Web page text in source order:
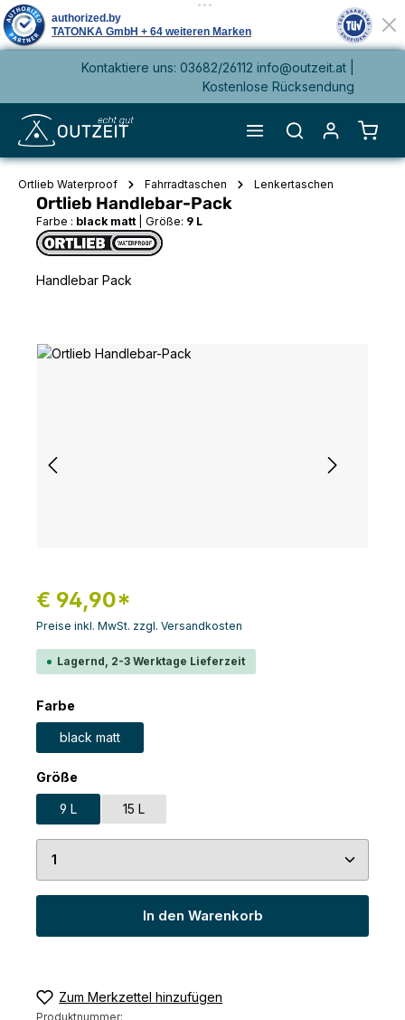
springenKontaktiere uns: 03682/26112 info@outzeit.at |
Kostenlose Rücksendung
Ortlieb Waterproof Fahrradtaschen Lenkertaschen
Ortlieb Handlebar-Pack
Farbe : black matt Größe: 9 L
Handlebar Pack
Bildergalerie überspringen
€ 94,90*
Preise inkl. MwSt. zzgl. Versandkosten
Lagernd, 2-3 Werktage Lieferzeit
Farbeauswählen
black matt
Größeauswählen
9 L 15 L
Produkt Anzahl: Gib den gewünschten Wert
In den Warenkorb
Zum Merkzettel hinzufügen